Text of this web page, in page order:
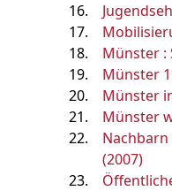
Münster :
Münster
Münster
Münster
(2007)